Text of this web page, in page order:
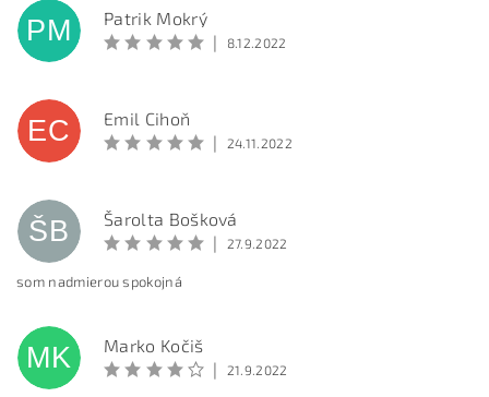
Vložením hodnotenie súhlasíte s
ochrany osobných údajov
PM
Patrik Mokrý
|
8.12.2022
EC
Emil Cihoň
|
24.11.2022
ŠB
Šarolta Bošková
|
27.9.2022
som nadmierou spokojná
MK
Marko Kočiš
|
21.9.2022